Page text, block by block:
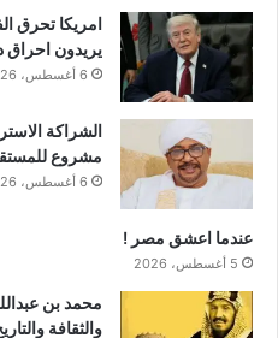
امريكا تحرق
يريدون احراق
6 أغسطس، 2026
الشراكة
مشروع
6 أغسطس، 2026
عندما اعشق مصر !
5 أغسطس، 2026
محمد بن
والثقافة